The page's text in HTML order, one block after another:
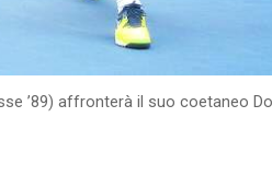
’89) affronterà il suo coetaneo